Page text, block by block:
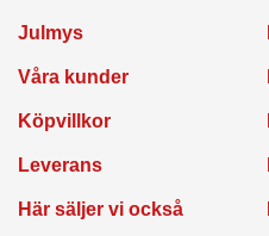
Julmys
Våra kunder
Köpvillkor
Leverans
Här säljer vi också